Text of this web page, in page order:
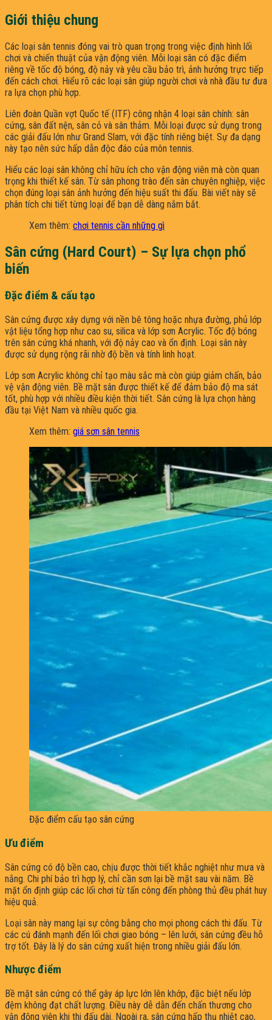
Giới thiệu chung
Các loại sân tennis đóng vai trò quan trọng trong việc định hình lối
chơi và chiến thuật của vận động viên. Mỗi loại sân có đặc điểm
riêng về tốc độ bóng, độ nảy và yêu cầu bảo trì, ảnh hưởng trực tiếp
đến cách chơi. Hiểu rõ các loại sân giúp người chơi và nhà đầu tư đưa
ra lựa chọn phù hợp.
Liên đoàn Quần vợt Quốc tế (ITF) công nhận 4 loại sân chính: sân
cứng, sân đất nện, sân cỏ và sân thảm. Mỗi loại được sử dụng trong
các giải đấu lớn như Grand Slam, với đặc tính riêng biệt. Sự đa dạng
này tạo nên sức hấp dẫn độc đáo của môn tennis.
Hiểu các loại sân không chỉ hữu ích cho vận động viên mà còn quan
trọng khi thiết kế sân. Từ sân phong trào đến sân chuyên nghiệp, việc
chọn đúng loại sân ảnh hưởng đến hiệu suất thi đấu. Bài viết này sẽ
phân tích chi tiết từng loại để bạn dễ dàng nắm bắt.
Xem thêm: chơi tennis cần những gì
Sân cứng (Hard Court) – Sự lựa chọn phổ
biến
Đặc điểm & cấu tạo
Sân cứng được xây dựng với nền bê tông hoặc nhựa đường, phủ lớp
vật liệu tổng hợp như cao su, silica và lớp sơn Acrylic. Tốc độ bóng
trên sân cứng khá nhanh, với độ nảy cao và ổn định. Loại sân này
được sử dụng rộng rãi nhờ độ bền và tính linh hoạt.
Lớp sơn Acrylic không chỉ tạo màu sắc mà còn giúp giảm chấn, bảo
vệ vận động viên. Bề mặt sân được thiết kế để đảm bảo độ ma sát
tốt, phù hợp với nhiều điều kiện thời tiết. Sân cứng là lựa chọn hàng
đầu tại Việt Nam và nhiều quốc gia.
Xem thêm: giá sơn sân tennis
Đặc điểm cấu tạo sân cứng
Ưu điểm
Sân cứng có độ bền cao, chịu được thời tiết khắc nghiệt như mưa và
nắng. Chi phí bảo trì hợp lý, chỉ cần sơn lại bề mặt sau vài năm. Bề
mặt ổn định giúp các lối chơi từ tấn công đến phòng thủ đều phát huy
hiệu quả.
Loại sân này mang lại sự công bằng cho mọi phong cách thi đấu. Từ
các cú đánh mạnh đến lối chơi giao bóng – lên lưới, sân cứng đều hỗ
trợ tốt. Đây là lý do sân cứng xuất hiện trong nhiều giải đấu lớn.
Nhược điểm
Bề mặt sân cứng có thể gây áp lực lớn lên khớp, đặc biệt nếu lớp
đệm không đạt chất lượng. Điều này dễ dẫn đến chấn thương cho
vận động viên khi thi đấu dài. Ngoài ra, sân cứng hấp thụ nhiệt cao,